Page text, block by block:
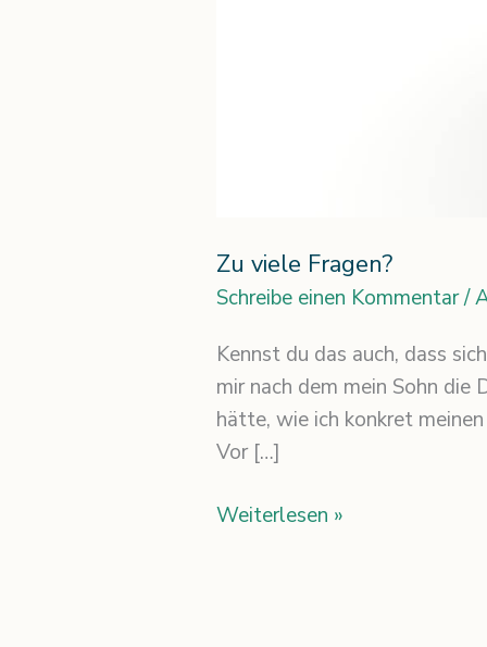
Zu viele Fragen?
Schreibe einen Kommentar/
Kennst du das auch, dass
mir nach dem mein Sohn die
hätte, wie ich konkret
Vor […]
Weiterlesen »